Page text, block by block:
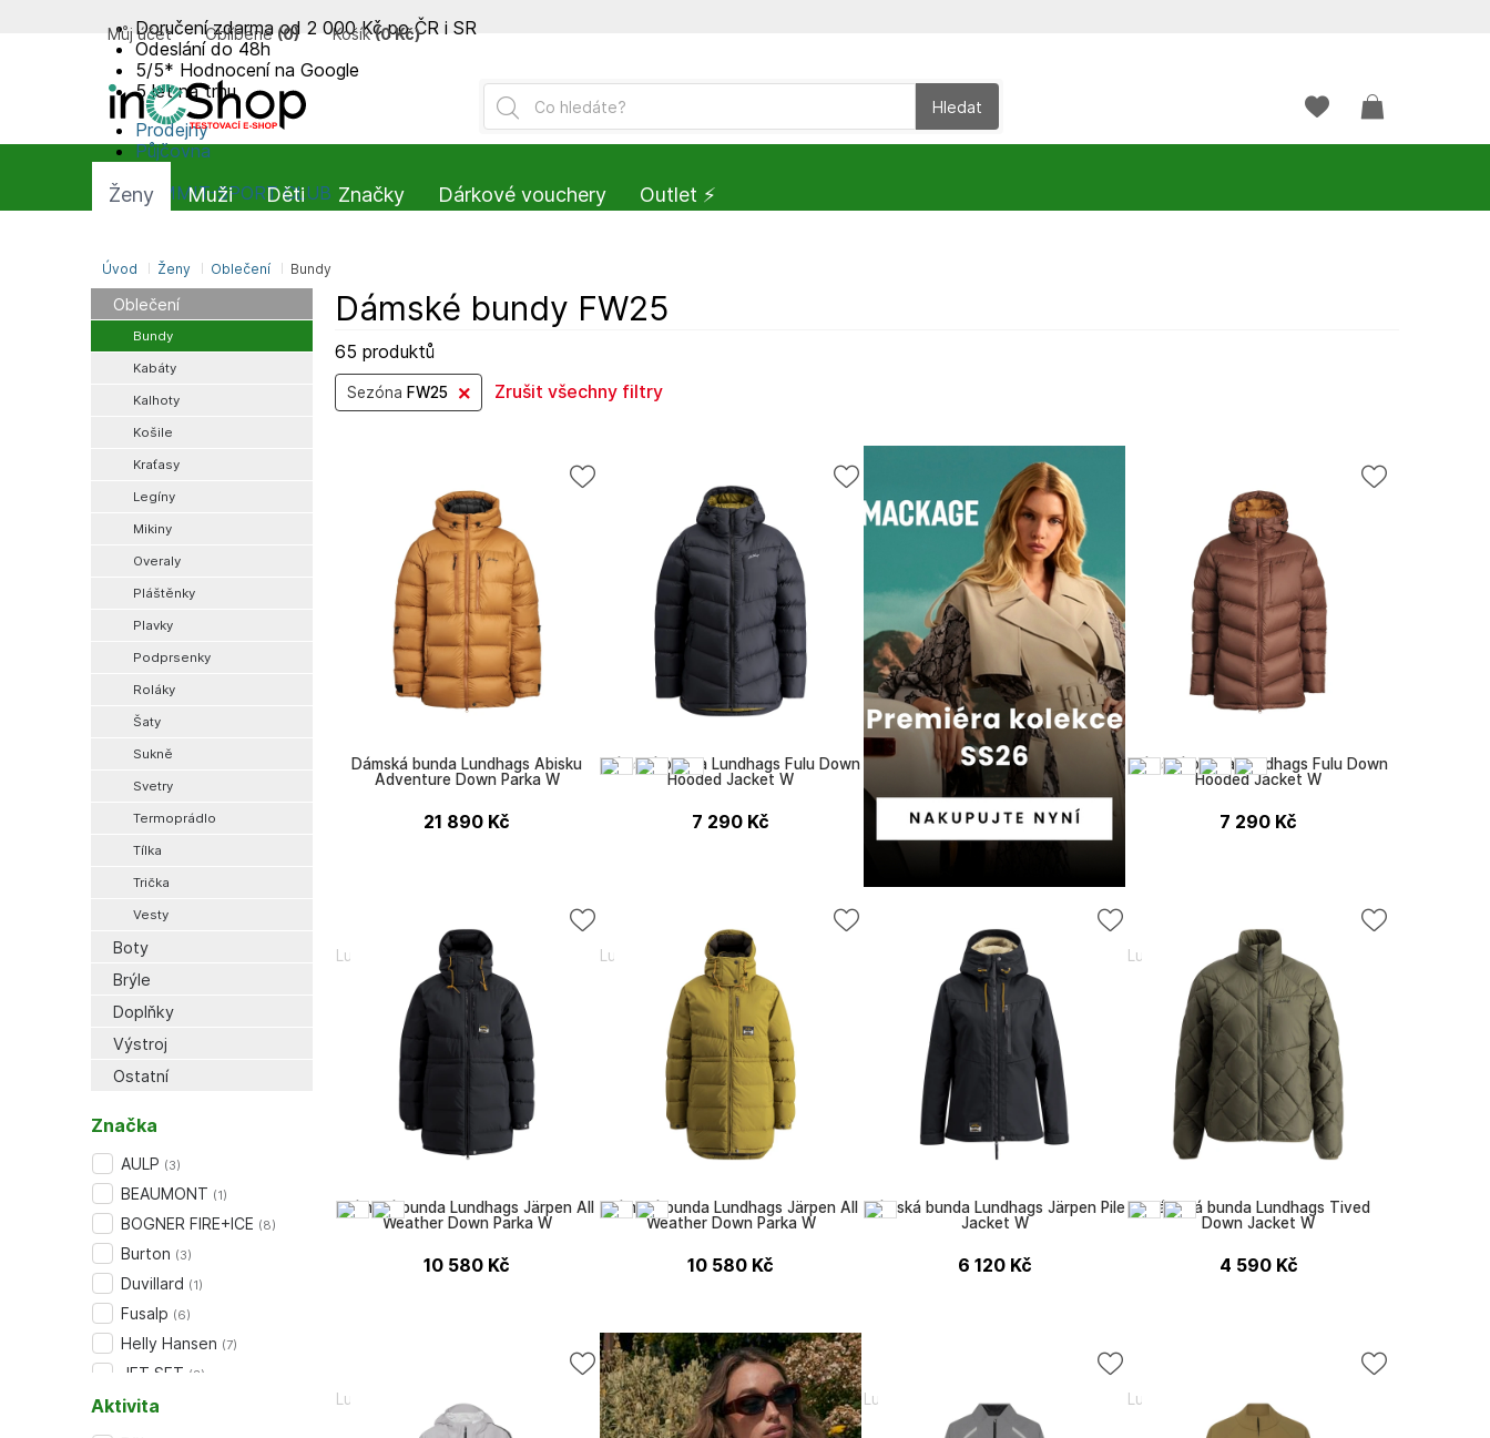
Oblečení
Bundy
Kabáty
Kalhoty
Košile
Kraťasy
Legíny
Mikiny
Overaly
Pláštěnky
Plavky
Podprsenky
Roláky
Šaty
Sukně
Svetry
Termoprádlo
Tílka
Trička
Vesty
Boty
Brýle
Doplňky
Výstroj
Ostatní
Dámské bundy FW25
65 produktů
Sezóna FW25 Zrušit všechny filtry
Lundhags
Dámská bunda Lundhags Abisku
Adventure Down Parka W
21 890 Kč
Lundhags
Dámská bunda Lundhags Fulu Down
Hooded Jacket W
7 290 Kč
Lundhags
Dámská bunda Lundhags Fulu Down
Hooded Jacket W
7 290 Kč
Lundhags
Dámská bunda Lundhags Järpen All
Weather Down Parka W
10 580 Kč
Lundhags
Dámská bunda Lundhags Järpen All
Weather Down Parka W
10 580 Kč
Lundhags
Dámská bunda Lundhags Järpen Pile
Jacket W
6 120 Kč
Lundhags
Dámská bunda Lundhags Tived
Down Jacket W
4 590 Kč
Značka
AULP (3)
BEAUMONT (1)
BOGNER FIRE+ICE (8)
Burton (3)
Duvillard (1)
Fusalp (6)
Helly Hansen (7)
JET SET (3)
další (+9)
Aktivita
Doručení zdarma od 2 000 Kč po ČR i SR
Odeslání do 48h
5/5* Hodnocení na Google
5 let na trhu
Prodejny
Půjčovna
SUMMIT-SPORT CLUB
Hledat
Můj účet Oblíbené (0) Košík (0 Kč)
Úvod Ženy Oblečení Bundy
Ženy Muži Děti Značky Dárkové vouchery Outlet ⚡️